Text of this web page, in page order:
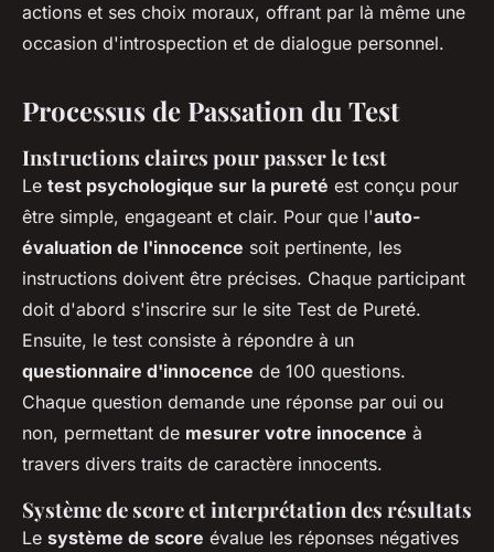
actions et ses choix moraux, offrant par là même une
occasion d'introspection et de dialogue personnel.
Processus de Passation du Test
Instructions claires pour passer le test
Le test psychologique sur la pureté est conçu pour
être simple, engageant et clair. Pour que l'auto-
évaluation de l'innocence soit pertinente, les
instructions doivent être précises. Chaque participant
doit d'abord s'inscrire sur le site Test de Pureté.
Ensuite, le test consiste à répondre à un
questionnaire d'innocence de 100 questions.
Chaque question demande une réponse par oui ou
non, permettant de mesurer votre innocence à
travers divers traits de caractère innocents.
Système de score et interprétation des résultats
Le système de score évalue les réponses négatives